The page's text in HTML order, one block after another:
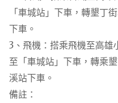
「車城站」下車，轉墾丁
下車。
3、飛機：搭乘飛機至高雄
至「車城站」下車，轉乘
溪站下車。
備註：